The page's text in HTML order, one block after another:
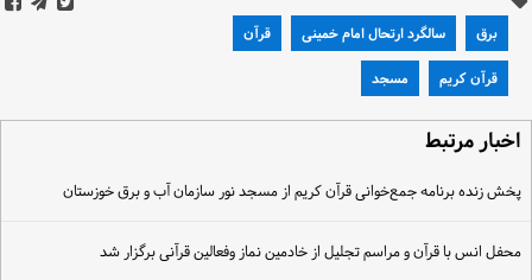
برق سالگرد ارتحال امام خمینی قرآن
قرآن کریم مسجد
اخبار مرتبط
پخش زنده برنامه جمع‌خوانی قرآن کریم از مسجد نور سازمان آب و برق خوزستان
محفل انس با قرآن و مراسم تجلیل از خادمین نماز وفعالین قرآنی برگزار شد